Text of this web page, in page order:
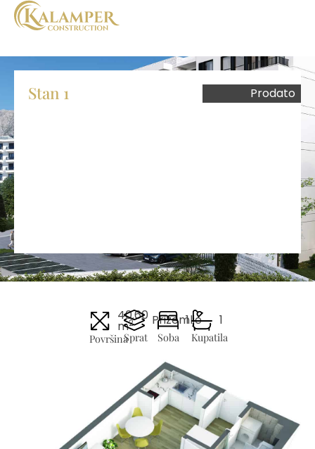
Stan 1 Prodato
40.60
m2
Površina
Prizemlje
Sprat
1
Soba
1
Kupatila